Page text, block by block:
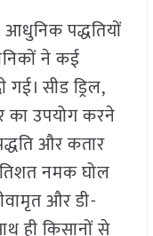
पद्धतियों
ने कई
सीड ड्रिल,
का उपयोग करने
और कतार
नमक घोल
और डी-